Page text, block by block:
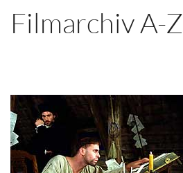
Filmarchiv A-Z